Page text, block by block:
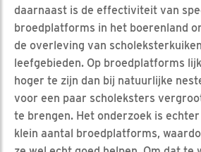
daarnaast is de effectiviteit van
broedplatforms in het boerenland
de overleving van
leefgebieden. Op broedplatforms
hoger te zijn dan bij natuurlijke
voor een paar scholeksters
te brengen. Het onderzoek is
klein aantal broedplatforms,